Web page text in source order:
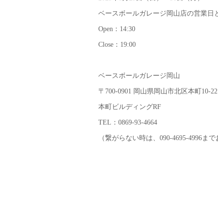
ベースボールガレージ岡山店の営業日
Open：14:30
Close：19:00
ベースボールガレージ岡山
〒700-0901 岡山県岡山市北区本町10-22
本町ビルディングRF
TEL：0869-93-4664
（繋がらない時は、090-4695-4996まで